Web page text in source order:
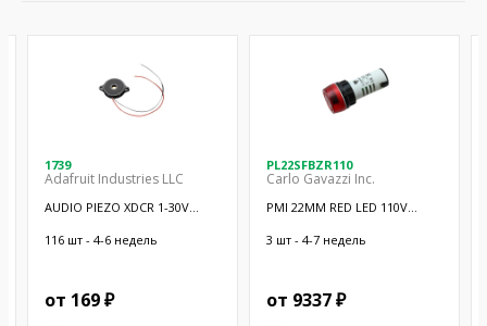
1739
Adafruit Industries LLC
AUDIO PIEZO XDCR 1-30V
116 шт - 4-6 недель
от 169 ₽
PL22SFBZR110
Carlo Gavazzi Inc.
PMI 22MM RED LED 110V
3 шт - 4-7 недель
от 9337 ₽